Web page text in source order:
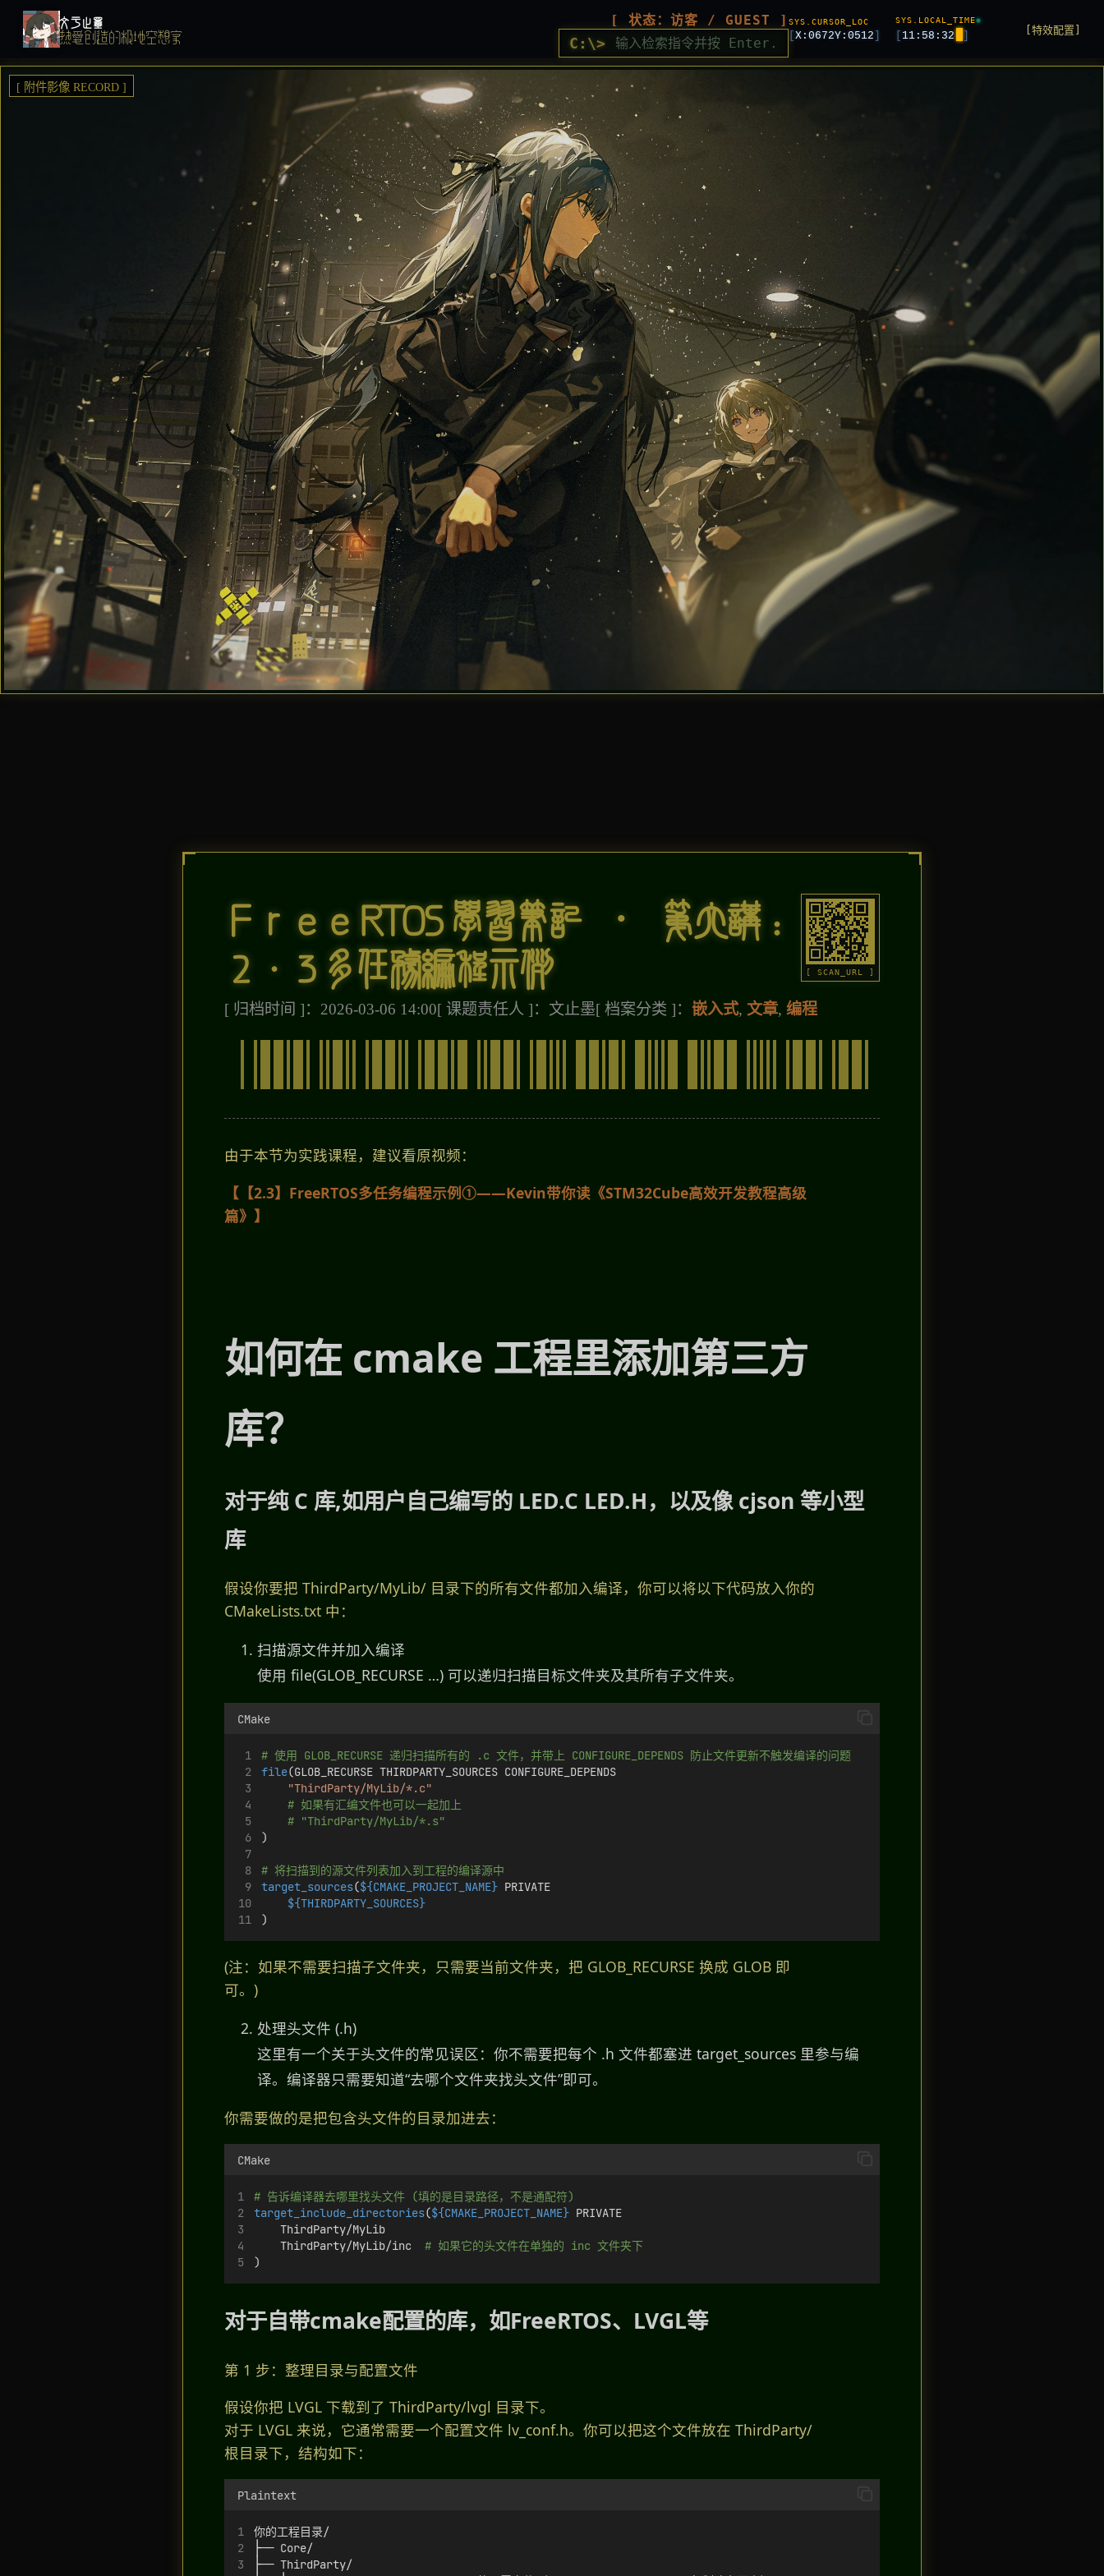
文于止墨
热爱创造的极地空想家
[ 状态：访客 / GUEST ]
C:\>
SYS.CURSOR_LOC
[X: 0672Y: 0512]
SYS.LOCAL_TIME
[ 11:58:34 ] [特效配置]
[ 附件影像 RECORD ]
FreeRTOS学习笔记 · 第六讲：
2.3多任务编程示例
[ SCAN_URL ]
[ 归档时间 ]：2026-03-06 14:00[ 课题责任人 ]：文止墨[ 档案分类 ]： 嵌入式, 文章, 编程
由于本节为实践课程，建议看原视频：
【【2.3】FreeRTOS多任务编程示例①——Kevin带你读《STM32Cube高效开发教程高级
篇》】
如何在 cmake 工程里添加第三方
库？
对于纯 C 库,如用户自己编写的 LED.C LED.H，以及像 cjson 等小型
库
假设你要把 ThirdParty/MyLib/ 目录下的所有文件都加入编译，你可以将以下代码放入你的
CMakeLists.txt 中：
扫描源文件并加入编译
使用 file(GLOB_RECURSE …) 可以递归扫描目标文件夹及其所有子文件夹。
CMake
# 使用 GLOB_RECURSE 递归扫描所有的 .c 文件，并带上 CONFIGURE_DEPENDS 防止文件更新不触发编译的问题
file(GLOB_RECURSE THIRDPARTY_SOURCES CONFIGURE_DEPENDS
"ThirdParty/MyLib/*.c"
# 如果有汇编文件也可以一起加上
# "ThirdParty/MyLib/*.s"
)
# 将扫描到的源文件列表加入到工程的编译源中
target_sources(${CMAKE_PROJECT_NAME} PRIVATE
${THIRDPARTY_SOURCES}
)
(注：如果不需要扫描子文件夹，只需要当前文件夹，把 GLOB_RECURSE 换成 GLOB 即
可。)
处理头文件 (.h)
这里有一个关于头文件的常见误区：你不需要把每个 .h 文件都塞进 target_sources 里参与编
译。编译器只需要知道“去哪个文件夹找头文件”即可。
你需要做的是把包含头文件的目录加进去：
CMake
# 告诉编译器去哪里找头文件 (填的是目录路径，不是通配符)
target_include_directories(${CMAKE_PROJECT_NAME} PRIVATE
    ThirdParty/MyLib
    ThirdParty/MyLib/inc
# 如果它的头文件在单独的 inc 文件夹下
)
对于自带cmake配置的库，如FreeRTOS、LVGL等
第 1 步：整理目录与配置文件
假设你把 LVGL 下载到了 ThirdParty/lvgl 目录下。
对于 LVGL 来说，它通常需要一个配置文件 lv_conf.h。你可以把这个文件放在 ThirdParty/
根目录下，结构如下：
Plaintext
你的工程目录/
├── Core/
├── ThirdParty/